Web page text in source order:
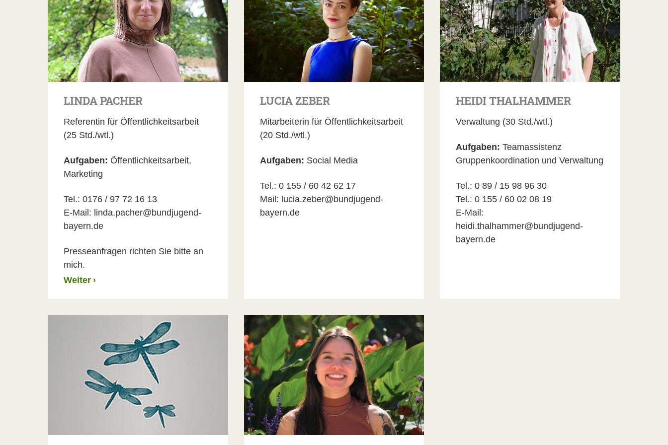
LINDA PACHER
Referentin für Öffentlichkeitsarbeit
(25 Std./wtl.)
Aufgaben: Öffentlichkeitsarbeit,
Marketing
Tel.: 0176 / 97 72 16 13
E-Mail: linda.pacher@bundjugend-
bayern.de
Presseanfragen richten Sie bitte an
mich.
Weiter ›
LUCIA ZEBER
Mitarbeiterin für Öffentlichkeitsarbeit
(20 Std./wtl.)
Aufgaben: Social Media
Tel.: 0 155 / 60 42 62 17
Mail: lucia.zeber@bundjugend-
bayern.de
HEIDI THALHAMMER
Verwaltung (30 Std./wtl.)
Aufgaben: Teamassistenz
Gruppenkoordination und Verwaltung
Tel.: 0 89 / 15 98 96 30
Tel.: 0 155 / 60 02 08 19
E-Mail:
heidi.thalhammer@bundjugend-
bayern.de